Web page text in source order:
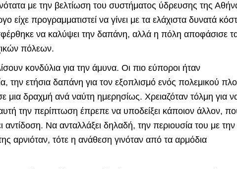
με την βελτίωση του συστήματος ύδρευσης της
είχε προγραμματιστεί να γίνει με τα ελάχιστα δυνατά
να καλύψει την δαπάνη, αλλά η πόλη αποφάσισε
πόλεων.
κονδύλια για την άμυνα. Οι πιο εύποροι ήταν
την ετήσια δαπάνη για τον εξοπλισμό ενός πολεμικού
μια δραχμή ανά ναύτη ημερησίως. Χρειαζόταν τόλμη για
την περίπτωση έπρεπε να υποδείξει κάποιον άλλον,
αντίδοση. Να ανταλλάξει δηλαδή, την περιουσία του με την
αρνιόταν, τότε η ανάθεση γινόταν από τα αρμόδια